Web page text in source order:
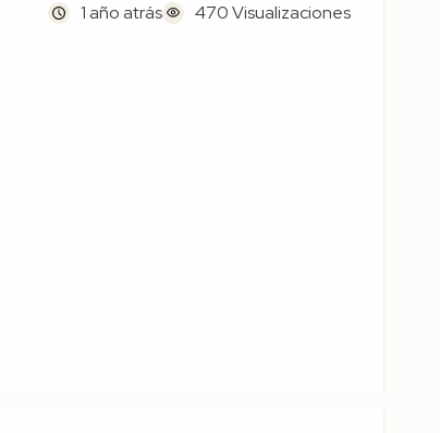
1 año atrás 470 Visualizaciones